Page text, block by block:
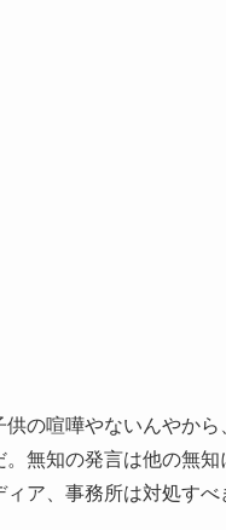
の喧嘩やないんやから
無知の発言は他の無知
ィア、事務所は対処すべ